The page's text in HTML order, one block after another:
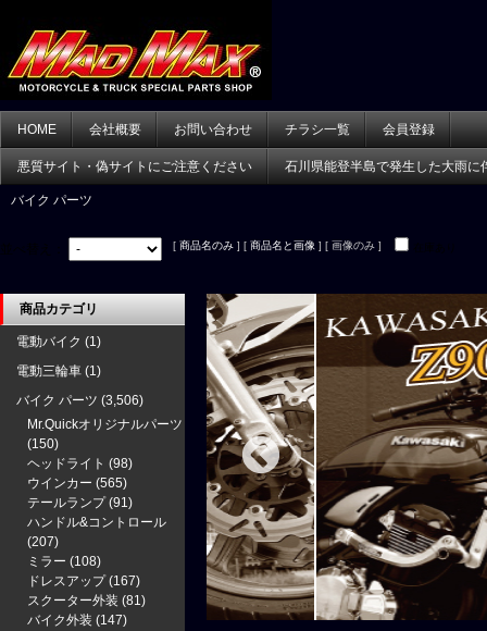
HOME 会社概要 お問い合わせ チラシ一覧 会員登録
悪質サイト・偽サイトにご注意ください 石川県能登半島で発生した大雨に
バイク パーツ
[ 商品名のみ ] [ 商品名と画像 ] [ 画像のみ ]
商品カテゴリ
電動バイク (1)
電動三輪車 (1)
バイク パーツ (3,506)
Mr.Quickオリジナルパーツ
(150)
ヘッドライト (98)
ウインカー (565)
テールランプ (91)
ハンドル&コントロール
(207)
ミラー (108)
ドレスアップ (167)
スクーター外装 (81)
バイク外装 (147)